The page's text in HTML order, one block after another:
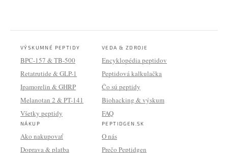
VÝSKUMNÉ PEPTIDY
BPC-157 & TB-500
Retatrutide & GLP-1
Ipamorelin & GHRP
Melanotan 2 & PT-141
Všetky peptidy
VEDA & ZDROJE
Encyklopédia peptidov
Peptidová kalkulačka
Čo sú peptidy
Biohacking & výskum
FAQ
NÁKUP
Ako nakupovať
Doprava & platba
PEPTIDGEN.SK
O nás
Prečo Peptidgen